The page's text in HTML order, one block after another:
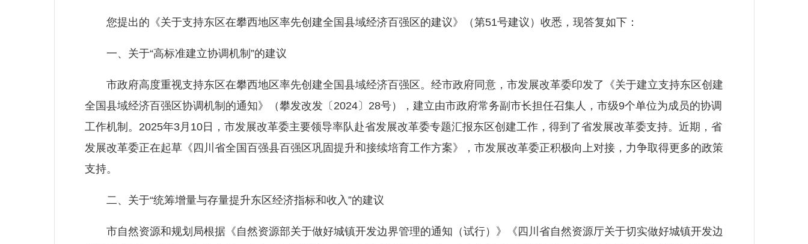
您提出的《关于支持东区在攀西地区率先创建全国县域经济百强区的建议》（第51号建议）收悉，现答复如下：
一、关于“高标准建立协调机制”的建议
市政府高度重视支持东区在攀西地区率先创建全国县域经济百强区。经市政府同意，市发展改革委印发了《关于建立支持东区创建
全国县域经济百强区协调机制的通知》（攀发改发〔2024〕28号），建立由市政府常务副市长担任召集人，市级9个单位为成员的协调
工作机制。2025年3月10日，市发展改革委主要领导率队赴省发展改革委专题汇报东区创建工作，得到了省发展改革委支持。近期，省
发展改革委正在起草《四川省全国百强县百强区巩固提升和接续培育工作方案》，市发展改革委正积极向上对接，力争取得更多的政策
支持。
二、关于“统筹增量与存量提升东区经济指标和收入”的建议
市自然资源和规划局根据《自然资源部关于做好城镇开发边界管理的通知（试行）》《四川省自然资源厅关于切实做好城镇开发边